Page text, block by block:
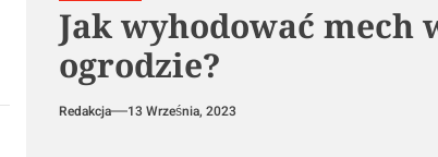
Jak wyhodować mech
ogrodzie?
Redakcja 13 Września, 2023